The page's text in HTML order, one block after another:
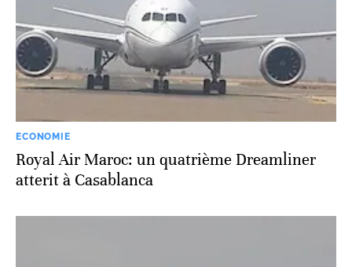
ECONOMIE
Royal Air Maroc: un quatrième Dreamliner
atterit à Casablanca